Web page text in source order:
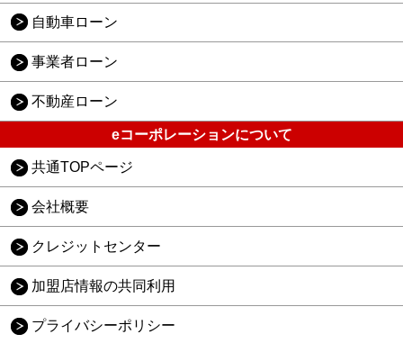
自動車ローン
事業者ローン
不動産ローン
eコーポレーションについて
共通TOPページ
会社概要
クレジットセンター
加盟店情報の共同利用
プライバシーポリシー